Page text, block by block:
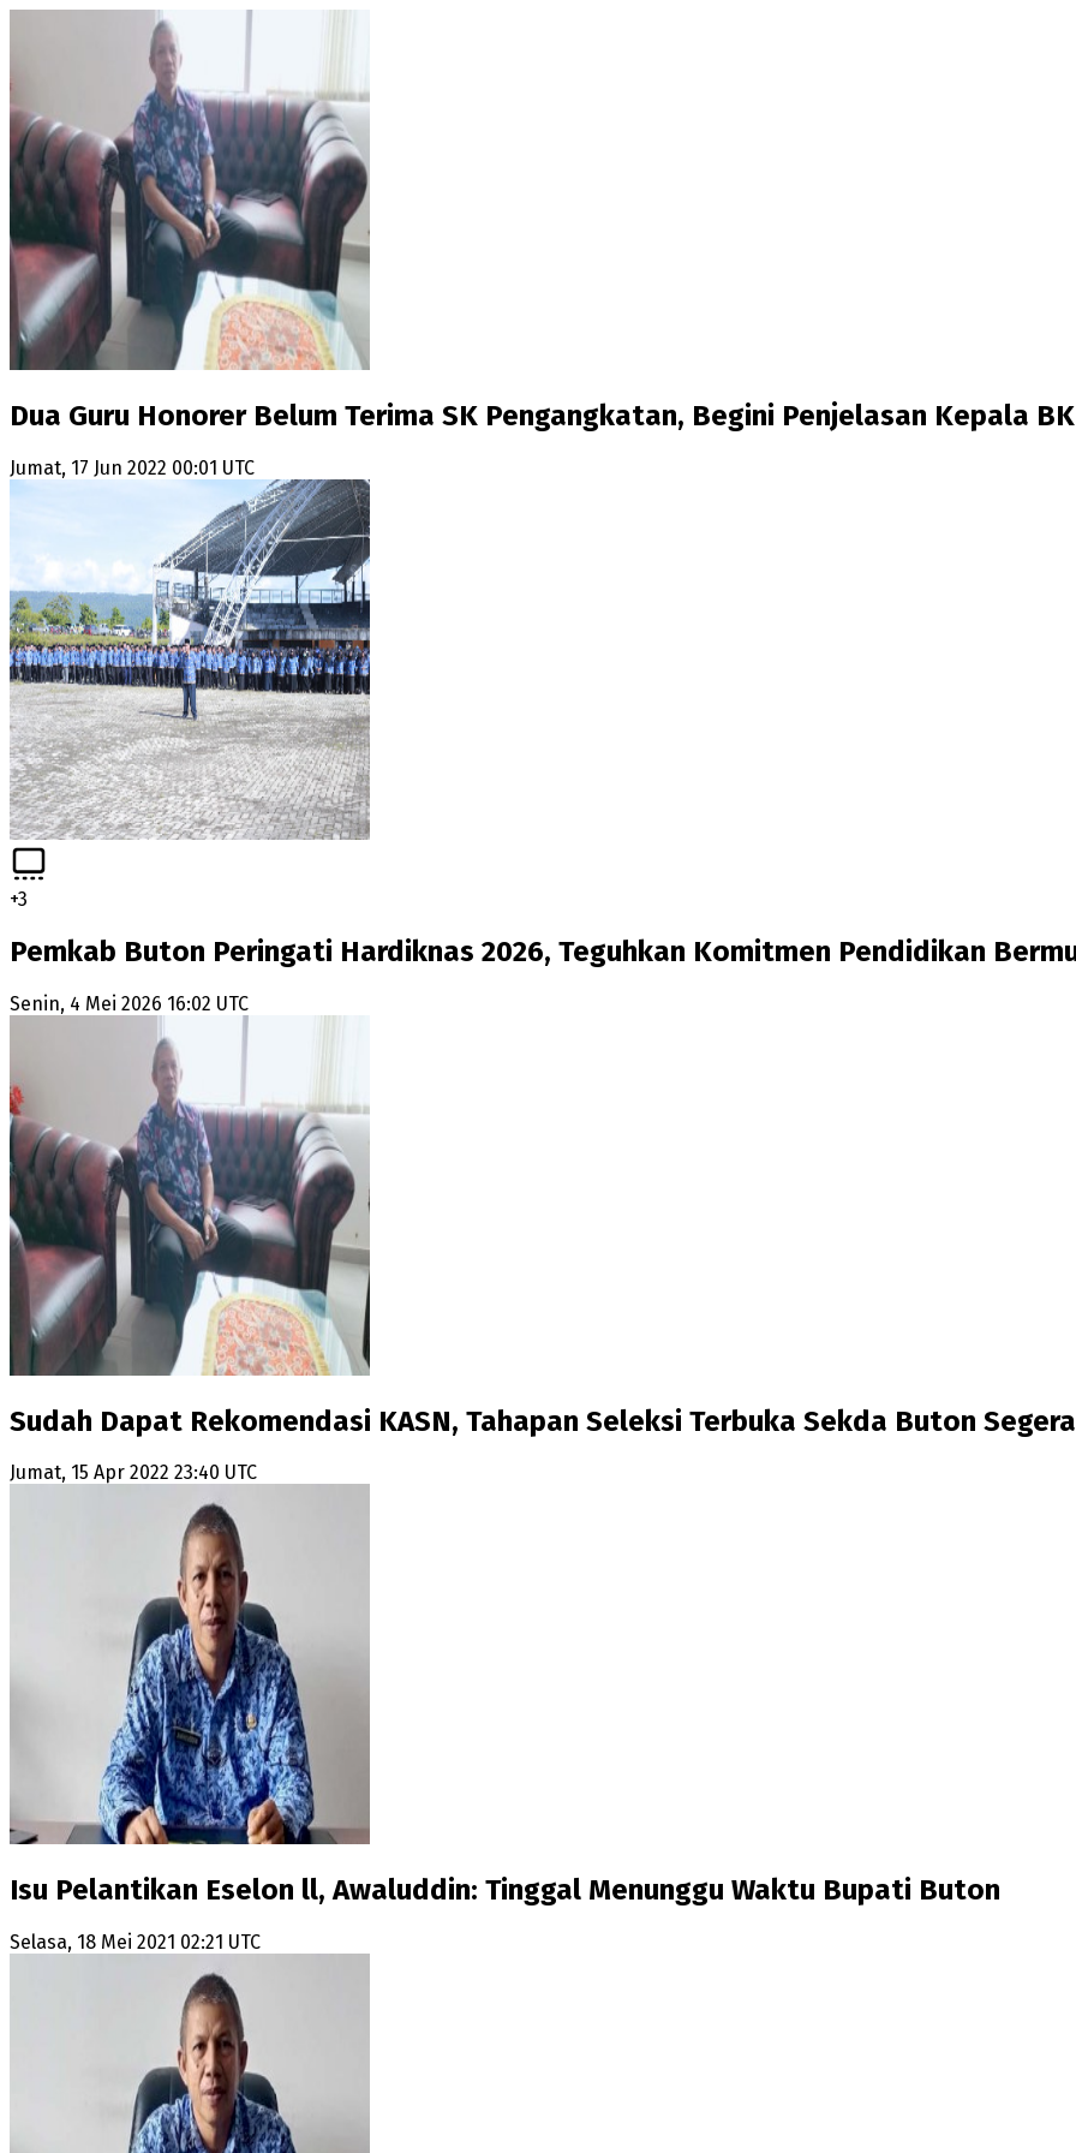
Dua Guru Honorer Belum Terima SK Pengangkatan, Begini Penjelasan Kepala
Jumat, 17 Jun 2022 00:01 UTC
+3
Pemkab Buton Peringati Hardiknas 2026, Teguhkan Komitmen Pendidikan
Senin, 4 Mei 2026 16:02 UTC
Sudah Dapat Rekomendasi KASN, Tahapan Seleksi Terbuka Sekda Buton
Jumat, 15 Apr 2022 23:40 UTC
Isu Pelantikan Eselon ll, Awaluddin: Tinggal Menunggu Waktu Bupati Buton
Selasa, 18 Mei 2021 02:21 UTC